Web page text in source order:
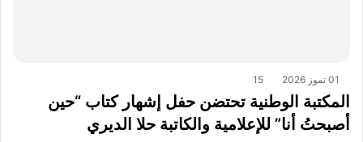
01 تموز 2026 15
المكتبة الوطنية تحتضن حفل إشهار كتاب “حين
أصبحتُ أنا” للإعلامية والكاتبة حلا الديري